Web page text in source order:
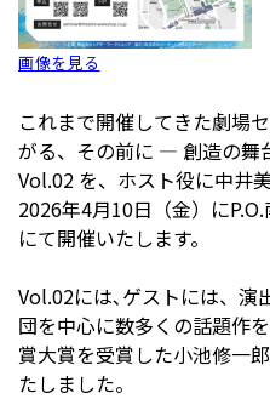
画像を見る
これまで開催してきた劇場
がる、その前に ― 創造の舞
Vol.02 を、ホスト役に中井
2026年4月10日（金）に
にて開催いたします。
Vol.02には､ゲストには、演
団を中心に数多くの話題作
賞大賞を受賞した小池修一
たしました。